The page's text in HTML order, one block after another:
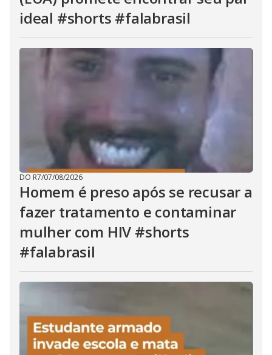
ideal #shorts #falabrasil
DO R7/07/08/2026
Homem é preso após se recusar a
fazer tratamento e contaminar
mulher com HIV #shorts
#falabrasil